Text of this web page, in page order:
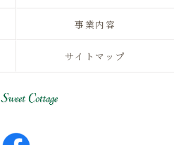
事業内容
サイトマップ